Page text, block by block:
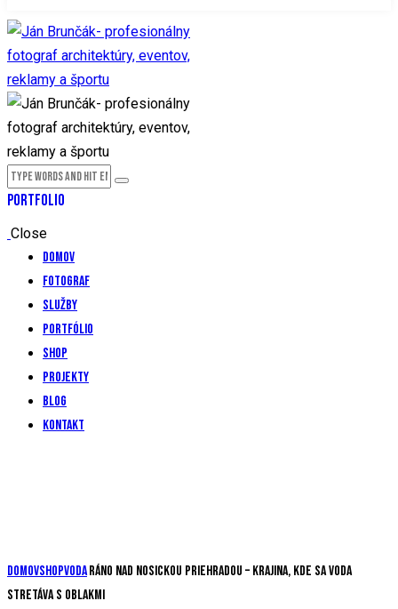
PORTFOLIO
Close
Domov
Fotograf
Služby
Portfólio
Shop
Projekty
Blog
Kontakt
DomovShopVodaRáno nad Nosickou priehradou – krajina, kde sa voda
stretáva s oblakmi